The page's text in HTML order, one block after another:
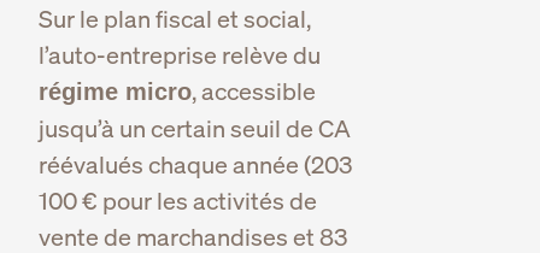
Sur le plan fiscal et social,
l’auto-entreprise relève du
régime micro, accessible
jusqu’à un certain seuil de CA
réévalués chaque année (203
100 € pour les activités de
vente de marchandises et 83